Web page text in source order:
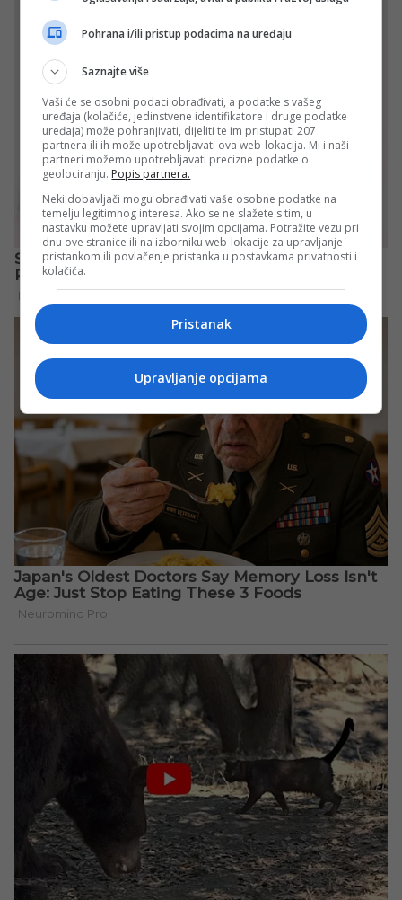
Pohrana i/ili pristup podacima na uređaju
Saznajte više
Vaši će se osobni podaci obrađivati, a podatke s vašeg
uređaja (kolačiće, jedinstvene identifikatore i druge podatke
uređaja) može pohranjivati, dijeliti te im pristupati 207
partnera ili ih može upotrebljavati ova web-lokacija. Mi i naši
partneri možemo upotrebljavati precizne podatke o
geolociranju. Popis partnera.
Neki dobavljači mogu obrađivati vaše osobne podatke na
temelju legitimnog interesa. Ako se ne slažete s tim, u
nastavku možete upravljati svojim opcijama. Potražite vezu pri
dnu ove stranice ili na izborniku web-lokacije za upravljanje
pristankom ili povlačenje pristanka u postavkama privatnosti i
kolačića.
Pristanak
Upravljanje opcijama